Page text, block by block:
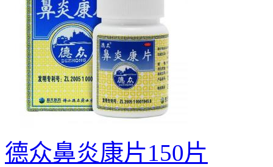
德众鼻炎康片150片